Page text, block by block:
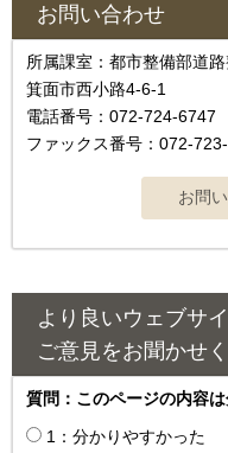
お問い合わせ
所属課室：都市整備部道
箕面市西小路4-6-1
電話番号：072-724-6747
ファックス番号：072-
より良いウェブサ
ご意見をお聞かせ
質問：このページの内容
1：分かりやすかった